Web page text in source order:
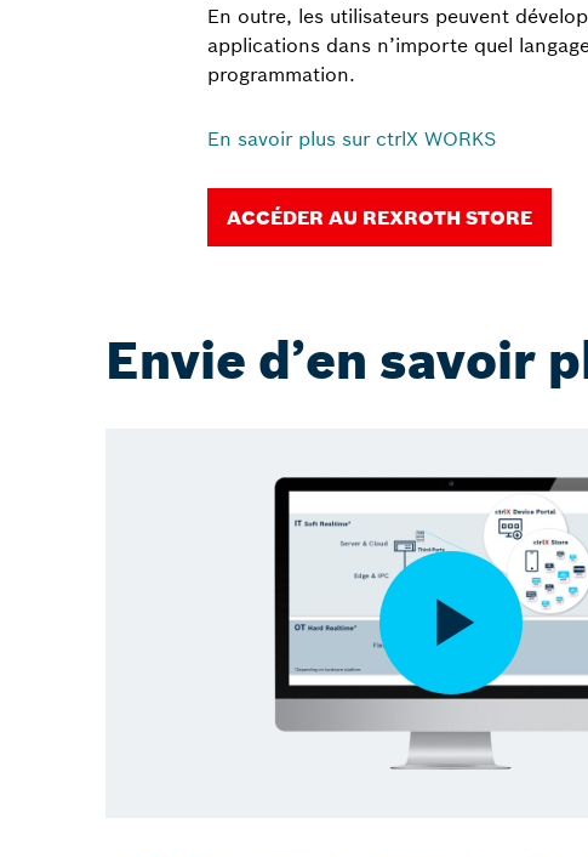
En outre, les utilisateurs peuvent
applications dans n’importe quel
programmation.
En savoir plus sur ctrlX WORKS
ACCÉDER AU REXROTH STORE
Envie d’en savoir